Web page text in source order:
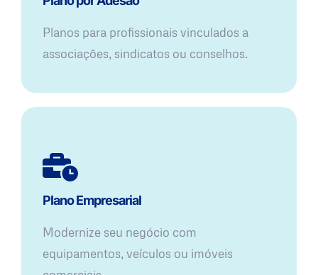
Planos para profissionais vinculados a
associações, sindicatos ou conselhos.
Plano Empresarial
Modernize seu negócio com
equipamentos, veículos ou imóveis